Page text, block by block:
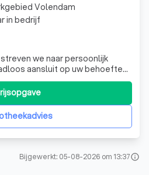
we naar persoonlijk
aansluit op uw behoeften.
onze proactieve aanpak,
uitstekende teamwerk. We
zodat u zich kunt
belangrijk is.
Volendam
in bedrijf
Bijgewerkt: 05-08-2026 om 13:37info